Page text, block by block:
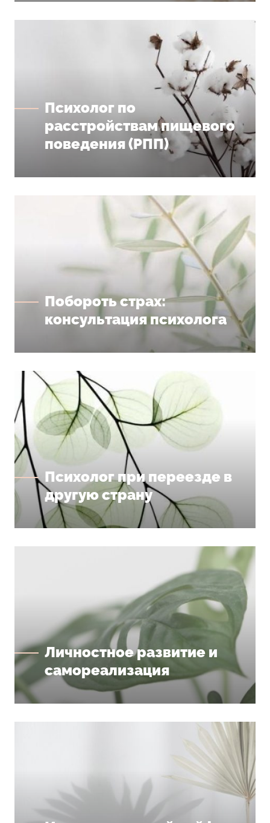
Психолог по
расстройствам пищевого
поведения (РПП)
Побороть страх:
консультация психолога
Психолог при переезде в
другую страну
Личностное развитие и
самореализация